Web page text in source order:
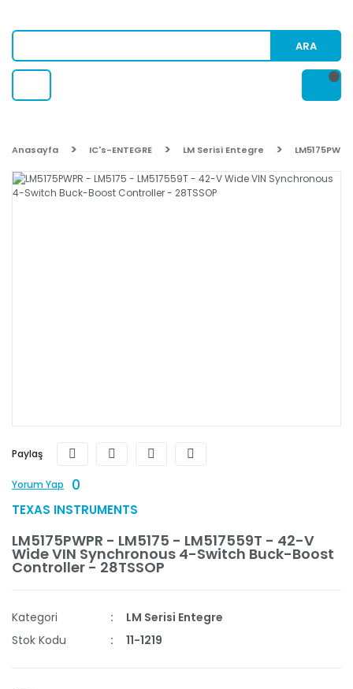
ARA
Anasayfa IC's-ENTEGRE LM Serisi Entegre
Paylaş
Yorum Yap 0
TEXAS INSTRUMENTS
LM5175PWPR - LM5175 - LM517559T - 42-V
Wide VIN Synchronous 4-Switch Buck-Boost
Controller - 28TSSOP
Kategori
LM Serisi Entegre
Stok Kodu
11-1219